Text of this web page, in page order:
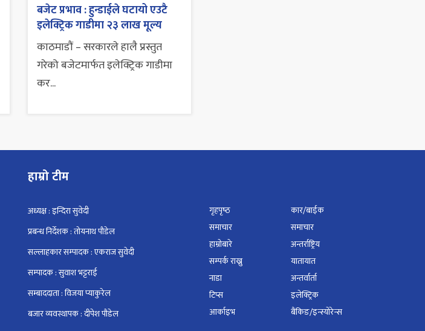
बजेट प्रभाव : हुन्डाईले घटायो एउटै
इलेक्ट्रिक गाडीमा २३ लाख मूल्य
काठमाडौं – सरकारले हालै प्रस्तुत
गरेको बजेटमार्फत इलेक्ट्रिक गाडीमा
कर...
गृहपृष्‍ठ
समाचार
हाम्रोबारे
सम्पर्क राख्नु
नाडा
टिप्स
आर्काइभ
कार/बाईक
समाचार
अन्तर्राष्ट्रिय
यातायात
अन्तर्वार्ता
इलेक्ट्रिक
बैंकिङ/इन्स्योरेन्स
हाम्रो टीम
अध्यक्ष : इन्दिरा सुवेदी
प्रबन्ध निर्देशक : तोयनाथ पौडेल
सल्लाहकार सम्पादक : एकराज सुवेदी
सम्पादक : सुवाश भट्टराई
सम्बाददाता : विजया प्याकुरेल
बजार व्यवस्थापक : दीपेश पौडेल